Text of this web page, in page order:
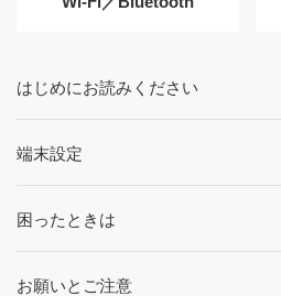
はじめにお読みください
端末設定
困ったときは
お願いとご注意